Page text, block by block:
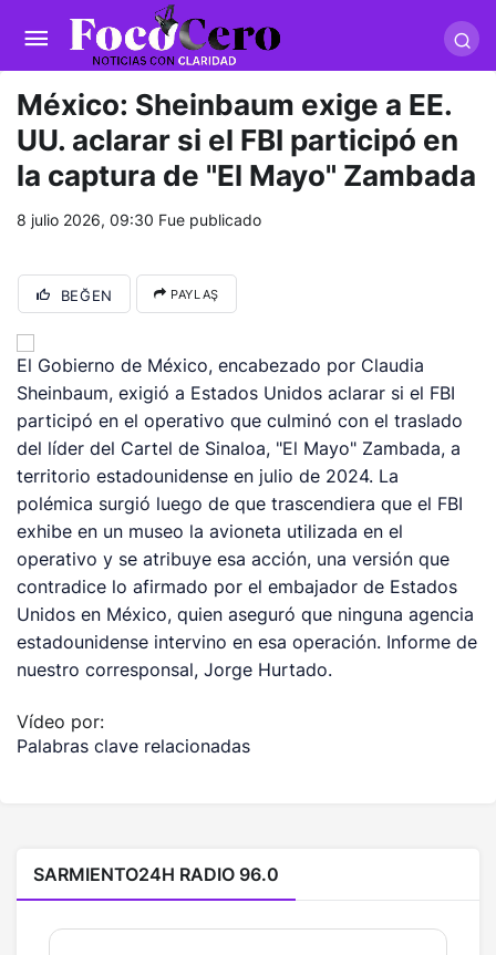
trwin giriş
masterbetting-palacebet1.com-
tlcasino giriş-betandyou-vbett34.com betovis34.net-
skyloftsbet
México: Sheinbaum exige a EE.
UU. aclarar si el FBI participó en
la captura de "El Mayo" Zambada
8 julio 2026, 09:30 Fue publicado
BEĞEN PAYLAŞ
El Gobierno de México, encabezado por Claudia
Sheinbaum, exigió a Estados Unidos aclarar si el FBI
participó en el operativo que culminó con el traslado
del líder del Cartel de Sinaloa, "El Mayo" Zambada, a
territorio estadounidense en julio de 2024. La
polémica surgió luego de que trascendiera que el FBI
exhibe en un museo la avioneta utilizada en el
operativo y se atribuye esa acción, una versión que
contradice lo afirmado por el embajador de Estados
Unidos en México, quien aseguró que ninguna agencia
estadounidense intervino en esa operación. Informe de
nuestro corresponsal, Jorge Hurtado.
Vídeo por:
Palabras clave relacionadas
SARMIENTO24H RADIO 96.0